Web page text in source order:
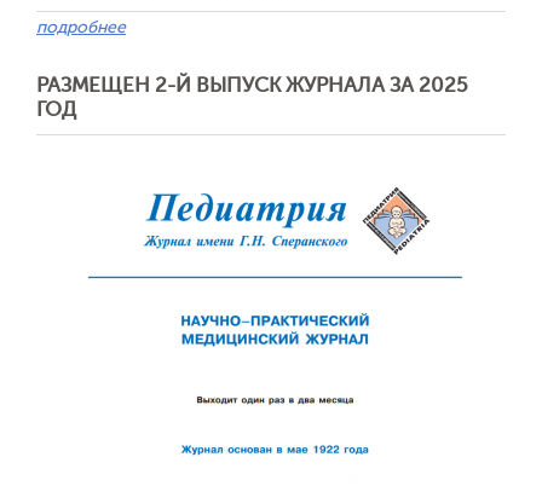
подробнее
РАЗМЕЩЕН 2-Й ВЫПУСК ЖУРНАЛА ЗА 2025
ГОД